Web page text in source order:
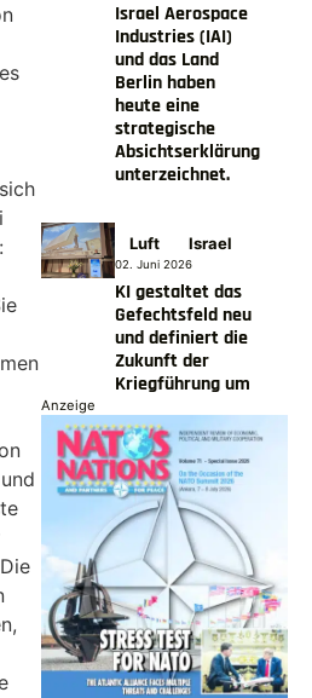
Israel Aerospace
Industries (IAI)
und das Land
Berlin haben
heute eine
strategische
Absichtserklärung
unterzeichnet.
Luft Israel
02. Juni 2026
KI gestaltet das
Gefechtsfeld neu
und definiert die
Zukunft der
Kriegführung um
Anzeige